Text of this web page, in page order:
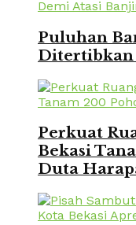
Puluhan
Ditertibkan
Perkuat
Bekasi
Duta